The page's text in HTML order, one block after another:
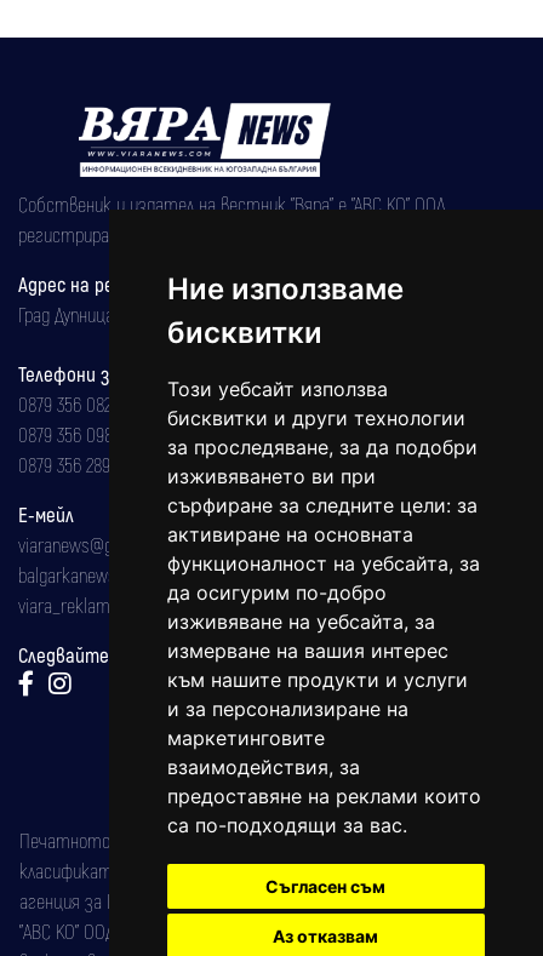
Ние използваме
бисквитки
Този уебсайт използва
бисквитки и други технологии
за проследяване, за да подобри
изживяването ви при
сърфиране за следните цели: за
активиране на основната
функционалност на уебсайта, за
да осигурим по-добро
изживяване на уебсайта, за
измерване на вашия интерес
към нашите продукти и услуги
и за персонализиране на
маркетинговите
взаимодействия, за
предоставяне на реклами които
са по-подходящи за вас.
Съгласен съм
Аз отказвам
Собственик и издател на вестник "Вяра" е "АВС КО" ООД,
регистрирана на 08.05.2002 година.
Адрес на редакцията
Град Дупница, ул.''Христо Ботев" 43
Телефони за реклама и абонаменти
0879 356 082
0879 356 098
0879 356 289
Е-мейл
viaranews@gmail.com
balgarkanews@gmail.com
viara_reklama@mail.bg
Следвайте ни:
Печатното издание на вестника е регистрирано в националния
класификатор на печатните издания (Българска национална
агенция за ISSN) под номер: ISSN 1312-4722.
"АВС КО" ООД е притежател на марката: Вяра информационен